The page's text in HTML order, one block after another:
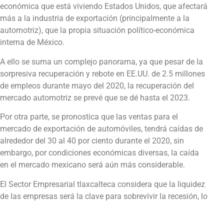
económica que está viviendo Estados Unidos, que afectará
más a la industria de exportación (principalmente a la
automotriz), que la propia situación político-económica
interna de México.
A ello se suma un complejo panorama, ya que pesar de la
sorpresiva recuperación y rebote en EE.UU. de 2.5 millones
de empleos durante mayo del 2020, la recuperación del
mercado automotriz se prevé que se dé hasta el 2023.
Por otra parte, se pronostica que las ventas para el
mercado de exportación de automóviles, tendrá caídas de
alrededor del 30 al 40 por ciento durante el 2020, sin
embargo, por condiciones económicas diversas, la caída
en el mercado mexicano será aún más considerable.
El Sector Empresarial tlaxcalteca considera que la liquidez
de las empresas será la clave para sobrevivir la recesión, lo